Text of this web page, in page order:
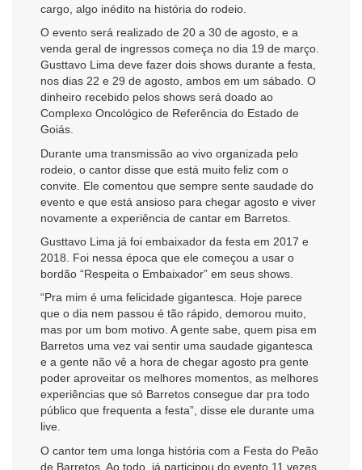
cargo, algo inédito na história do rodeio.
O evento será realizado de 20 a 30 de agosto, e a
venda geral de ingressos começa no dia 19 de março.
Gusttavo Lima deve fazer dois shows durante a festa,
nos dias 22 e 29 de agosto, ambos em um sábado. O
dinheiro recebido pelos shows será doado ao
Complexo Oncológico de Referência do Estado de
Goiás.
Durante uma transmissão ao vivo organizada pelo
rodeio, o cantor disse que está muito feliz com o
convite. Ele comentou que sempre sente saudade do
evento e que está ansioso para chegar agosto e viver
novamente a experiência de cantar em Barretos.
Gusttavo Lima já foi embaixador da festa em 2017 e
2018. Foi nessa época que ele começou a usar o
bordão “Respeita o Embaixador” em seus shows.
“Pra mim é uma felicidade gigantesca. Hoje parece
que o dia nem passou é tão rápido, demorou muito,
mas por um bom motivo. A gente sabe, quem pisa em
Barretos uma vez vai sentir uma saudade gigantesca
e a gente não vê a hora de chegar agosto pra gente
poder aproveitar os melhores momentos, as melhores
experiências que só Barretos consegue dar pra todo
público que frequenta a festa”, disse ele durante uma
live.
O cantor tem uma longa história com a Festa do Peão
de Barretos. Ao todo, já participou do evento 11 vezes.